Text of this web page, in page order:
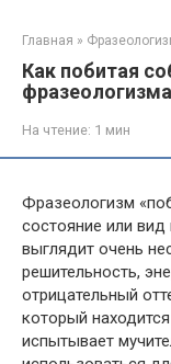
Главная »
Как побитая
фразеологизма
На чтение: 1 мин
Фразеологизм
состояние или
выглядит очень
решительность,
отрицательный
который
испытывает